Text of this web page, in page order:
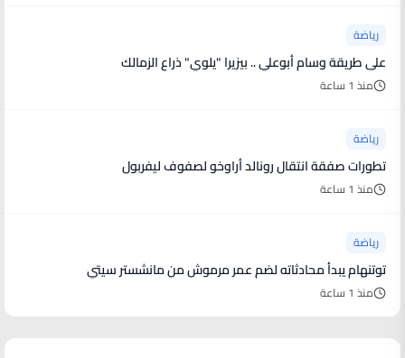
رياضة
على طريقة وسام أبوعلي .. بيزيرا "يلوي" ذراع الزمالك
منذ 1 ساعة
رياضة
تطورات صفقة انتقال رونالد أراوخو لصفوف ليفربول
منذ 1 ساعة
رياضة
توتنهام يبدأ محادثاته لضم عمر مرموش من مانشستر سيتي
منذ 1 ساعة